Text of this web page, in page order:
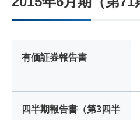
有価証券報告書
四半期報告書（第3四半